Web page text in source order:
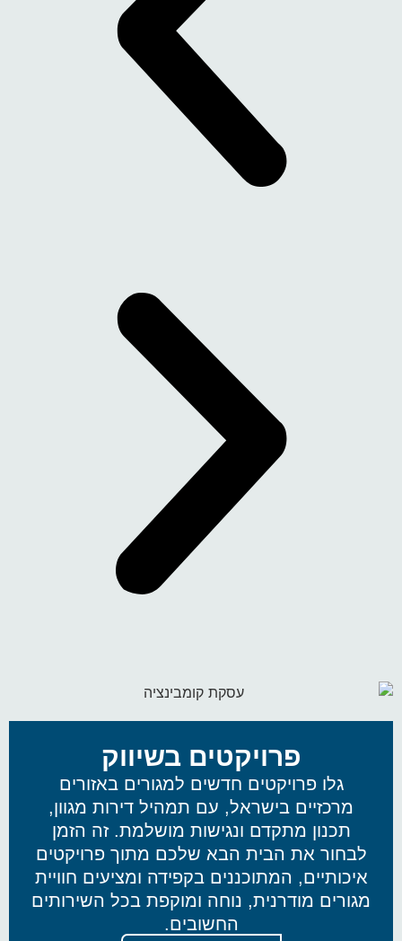
פרויקטים בשיווק
גלו פרויקטים חדשים למגורים באזורים
מרכזיים בישראל, עם תמהיל דירות מגוון,
תכנון מתקדם ונגישות מושלמת. זה הזמן
לבחור את הבית הבא שלכם מתוך פרויקטים
איכותיים, המתוכננים בקפידה ומציעים חוויית
מגורים מודרנית, נוחה ומוקפת בכל השירותים
החשובים.